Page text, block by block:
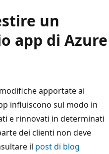
un
app di Azure
apportate ai
influiscono sul modo in
e rinnovati in determinati
dei clienti non deve
il post di blog